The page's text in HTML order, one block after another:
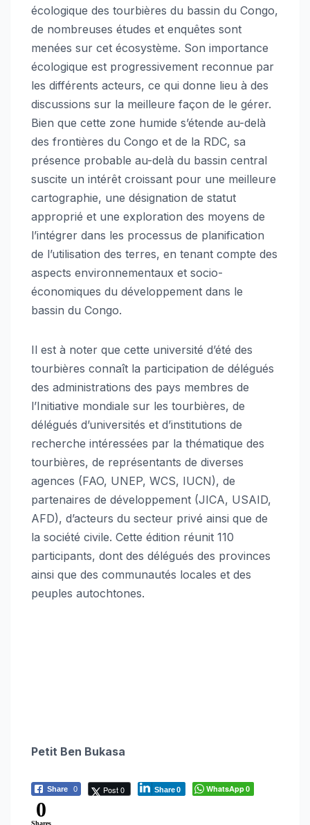
écologique des tourbières du bassin du Congo,
de nombreuses études et enquêtes sont
menées sur cet écosystème. Son importance
écologique est progressivement reconnue par
les différents acteurs, ce qui donne lieu à des
discussions sur la meilleure façon de le gérer.
Bien que cette zone humide s’étende au-delà
des frontières du Congo et de la RDC, sa
présence probable au-delà du bassin central
suscite un intérêt croissant pour une meilleure
cartographie, une désignation de statut
approprié et une exploration des moyens de
l’intégrer dans les processus de planification
de l’utilisation des terres, en tenant compte des
aspects environnementaux et socio-
économiques du développement dans le
bassin du Congo.
Il est à noter que cette université d’été des
tourbières connaît la participation de délégués
des administrations des pays membres de
l’Initiative mondiale sur les tourbières, de
délégués d’universités et d’institutions de
recherche intéressées par la thématique des
tourbières, de représentants de diverses
agences (FAO, UNEP, WCS, IUCN), de
partenaires de développement (JICA, USAID,
AFD), d’acteurs du secteur privé ainsi que de
la société civile. Cette édition réunit 110
participants, dont des délégués des provinces
ainsi que des communautés locales et des
peuples autochtones.
Petit Ben Bukasa
Share 0 Post 0 Share0 WhatsApp0
0